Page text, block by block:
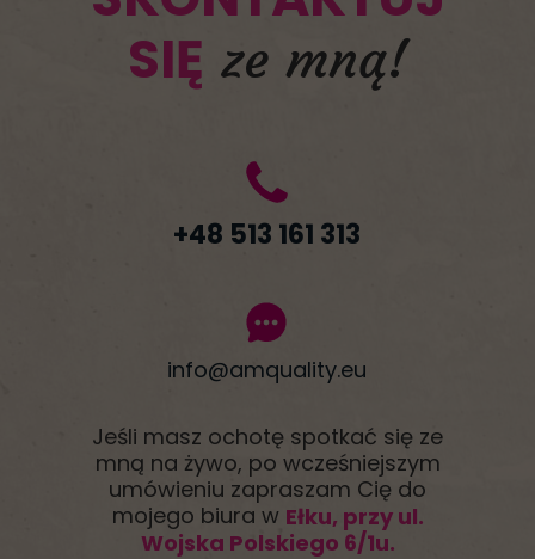
SIĘ ze mną!
info@amquality.eu
+48 513 161 313
Jeśli masz ochotę spotkać się ze
mną na żywo, po wcześniejszym
umówieniu zapraszam Cię do
mojego biura w Ełku, przy ul.
Wojska Polskiego 6/1u.